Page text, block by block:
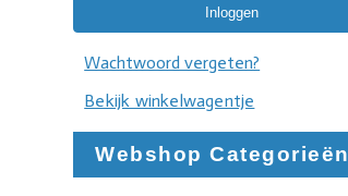
Wachtwoord vergeten?
Bekijk winkelwagentje
Webshop Categorieën